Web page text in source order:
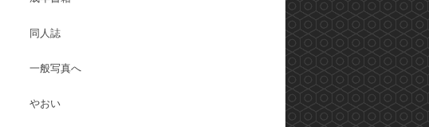
同人誌
一般写真へ
やおい